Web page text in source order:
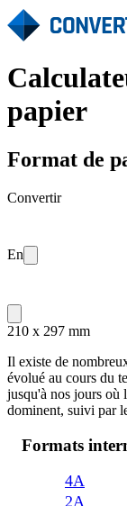
papier
Format de
Convertir
En
210 x 297 mm
Il existe de
évolué au cours du
jusqu'à nos jours où
dominent, suivi par
Formats
4A
2A